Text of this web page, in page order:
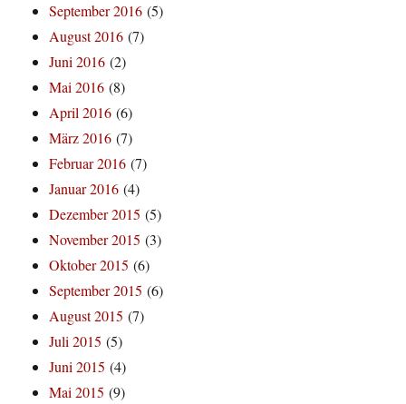
September 2016 (5)
August 2016 (7)
Juni 2016 (2)
Mai 2016 (8)
April 2016 (6)
März 2016 (7)
Februar 2016 (7)
Januar 2016 (4)
Dezember 2015 (5)
November 2015 (3)
Oktober 2015 (6)
September 2015 (6)
August 2015 (7)
Juli 2015 (5)
Juni 2015 (4)
Mai 2015 (9)